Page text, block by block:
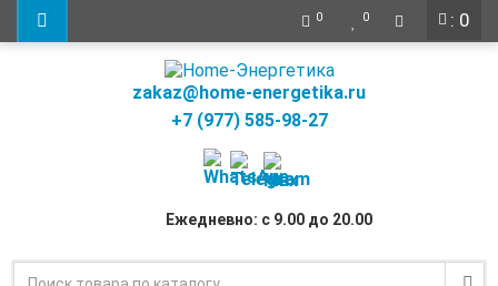
: 0
0 0
zakaz@home-energetika.ru
+7 (977) 585-98-27
Ежедневно: с 9.00 до 20.00